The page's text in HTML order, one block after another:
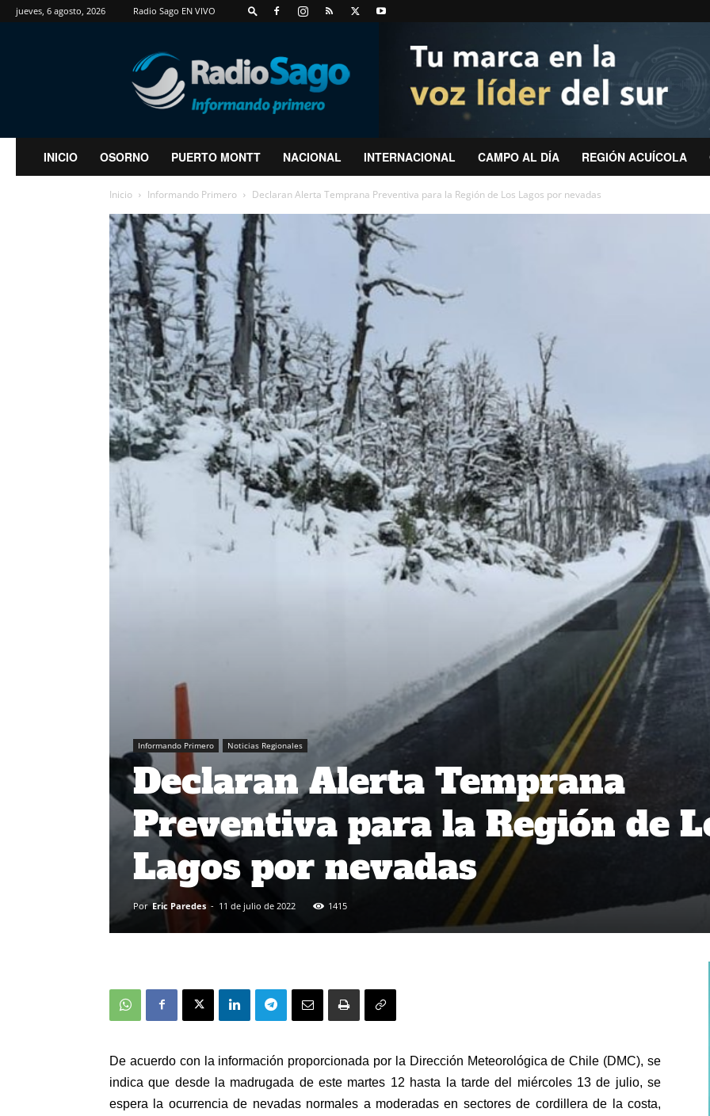
jueves, 6 agosto, 2026 Radio Sago EN VIVO
RadioSago
INICIO OSORNO PUERTO MONTT NACIONAL INTERNACIONAL CAMPO AL DÍA REGIÓN ACUÍCOLA
Inicio Informando Primero Declaran Alerta Temprana Preventiva para la Región de Los Lagos por nevadas
Informando Primero Noticias Regionales
Declaran Alerta Temprana
Preventiva para la Región de
Lagos por nevadas
Por Eric Paredes - 11 de julio de 2022 1415
De acuerdo con la información proporcionada por la Dirección Meteorológica de Chile (DMC), se
indica que desde la madrugada de este martes 12 hasta la tarde del miércoles 13 de julio, se
espera la ocurrencia de nevadas normales a moderadas en sectores de cordillera de la costa,